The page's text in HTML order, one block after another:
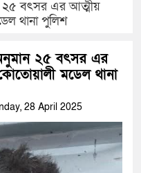
২৫ বৎসর এর আত্মীয়
থানা পুলিশ
২৫ বৎসর এর
মডেল থানা
28 April 2025